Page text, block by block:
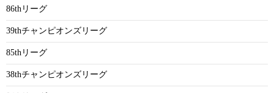
86thリーグ
39thチャンピオンズリーグ
85thリーグ
38thチャンピオンズリーグ